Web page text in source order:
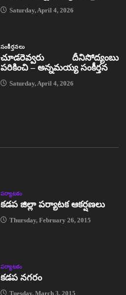
Saturday, April 4, 2026
సంకీర్తనలు
చూడరెవ్వరు దీనిసోద్యంబు
పరికించి – అన్నమయ్య సంకీర్తన
Saturday, April 4, 2026
పర్యాటకం
కడప జిల్లా పర్యాటక ఆకర్షణలు
Thursday, February 26, 2015
పర్యాటకం
కడప నగరం
Tuesday, March 3, 2015